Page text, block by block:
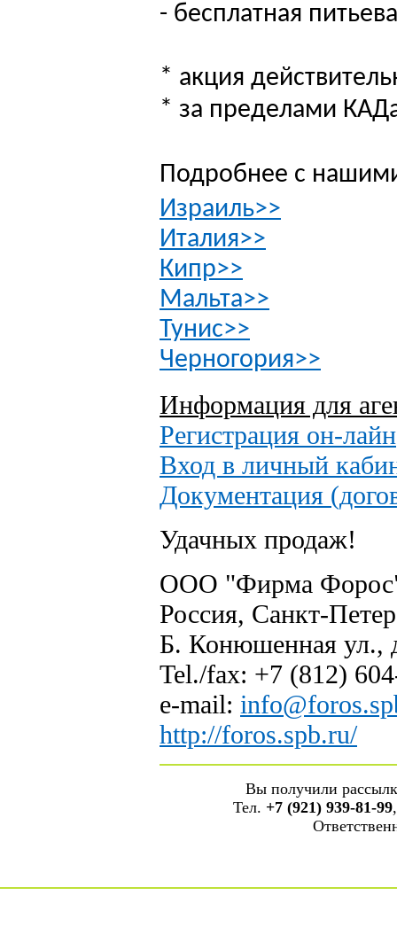
- бесплатная
* акция
* за пределами
Подробнее с
Израиль>>
Италия>>
Кипр>>
Мальта>>
Тунис>>
Черногория>>
Информация для
Регистрация он-лайн
Вход в личный
Документация
Удачных продаж!
ООО "Фирма
Россия, Санкт-
Б. Конюшенная ул.,
Tel./fax: +7 (812)
e-mail:
http://foros.spb.ru/
Вы получили
Тел. +7 (921) 939-81-99